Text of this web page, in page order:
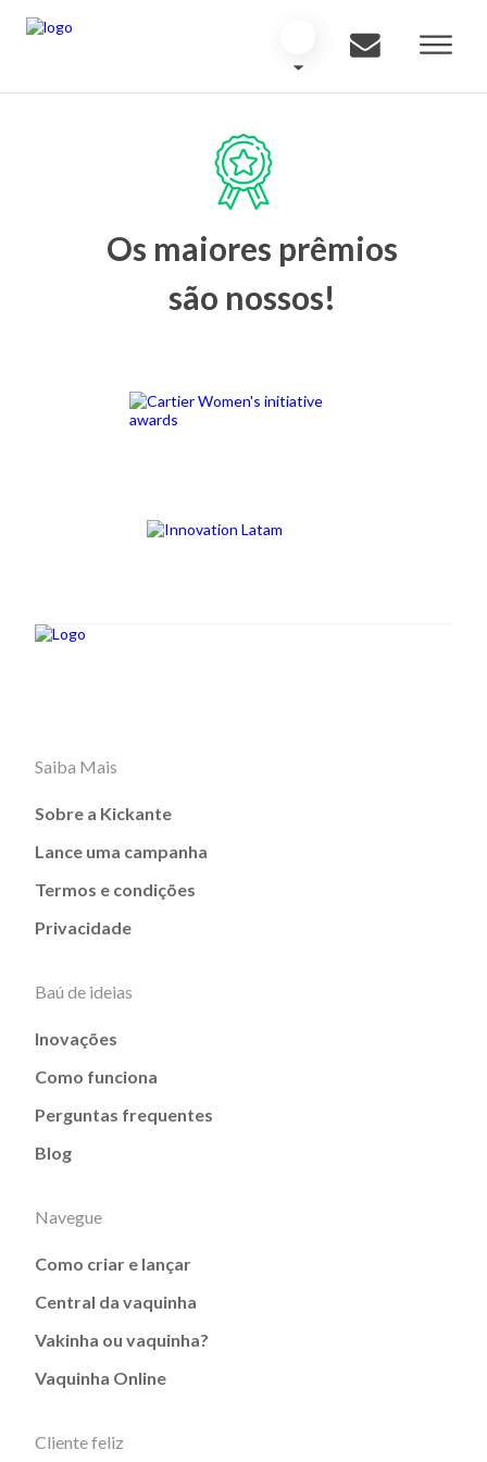
Os maiores prêmios
são nossos!
Saiba Mais
Sobre a Kickante
Lance uma campanha
Termos e condições
Privacidade
Baú de ideias
Inovações
Como funciona
Perguntas frequentes
Blog
Navegue
Como criar e lançar
Central da vaquinha
Vakinha ou vaquinha?
Vaquinha Online
Cliente feliz